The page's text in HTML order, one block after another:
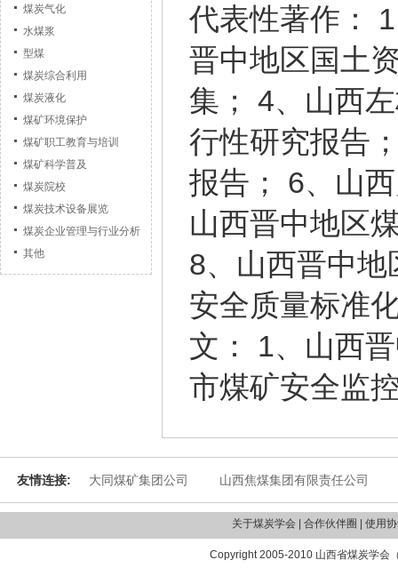
煤炭气化
水煤浆
型煤
煤炭综合利用
煤炭液化
煤矿环境保护
煤矿职工教育与培训
煤矿科学普及
煤炭院校
煤炭技术设备展览
煤炭企业管理与行业分析
其他
代表性著作：
晋中地区国土
集； 4、山西
行性研究报告
报告； 6、山
山西晋中地区
8、山西晋中
安全质量标准
文： 1、山西
市煤矿安全监
友情连接: 大同煤矿集团公司 山西焦煤集团有限责任公司
关于煤炭学会 | 合作伙伴圈 | 使用
Copyright 2005-2010 山西省煤炭学会